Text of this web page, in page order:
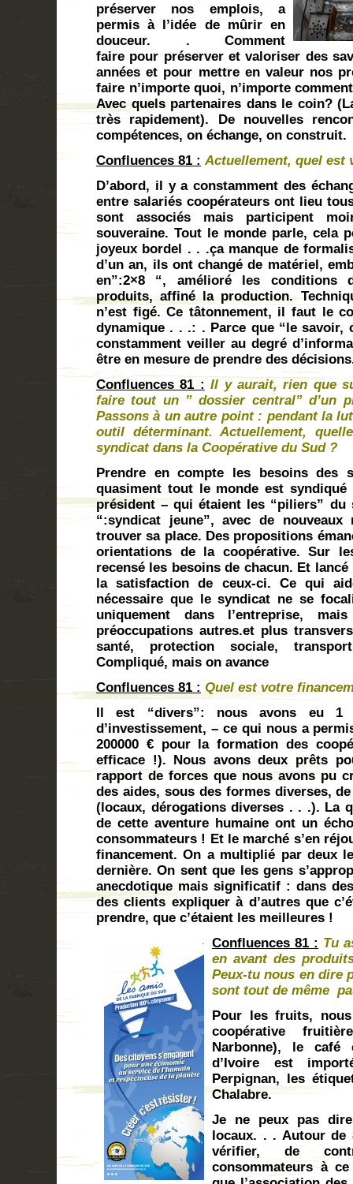
préserver nos emplois, a
permis à l’idée de mûrir en
douceur. . Comment
faire pour préserver et valoriser des
années et pour mettre en valeur nos
faire n’importe quoi, n’importe
Avec quels partenaires dans le coin?
très rapidement). De nouvelles
compétences, on échange, on construit.
Confluences 81 : Actuellement, quel est
D’abord, il y a constamment des
entre salariés coopérateurs ont lieu
sont associés mais participent
souveraine. Tout le monde parle, cela
joyeux bordel . . .ça manque de
d’un an, ils ont changé de matériel,
en”:2×8 “, amélioré les
produits, affiné la production.
n’est figé. Ce tâtonnement, il faut le
dynamique . . .: . Parce que “le savoir,
constamment veiller au degré
être en mesure de prendre des
Confluences 81 : Il y aurait, rien que
faire tout un ” dossier central” d’un
Passons à un autre point : pendant la
outil déterminant. Actuellement,
syndicat dans la Coopérative du Sud ?
Prendre en compte les besoins des
quasiment tout le monde est
président – qui étaient les “piliers” du
“:syndicat jeune”, avec de nouveaux
trouver sa place. Des propositions
orientations de la coopérative. Sur
recensé les besoins de chacun. Et
la satisfaction de ceux-ci. Ce qui
nécessaire que le syndicat ne se
uniquement dans l’entreprise,
préoccupations autres.et plus
santé, protection sociale,
Compliqué, mais on avance
Confluences 81 : Quel est votre
Il est “divers”: nous avons eu 1
d’investissement, – ce qui nous a
200000 € pour la formation des
efficace !). Nous avons deux prêts
rapport de forces que nous avons pu
des aides, sous des formes diverses,
(locaux, dérogations diverses . . .). La
de cette aventure humaine ont un
consommateurs ! Et le marché s’en
financement. On a multiplié par deux
dernière. On sent que les gens
anecdotique mais significatif : dans
des clients expliquer à d’autres que
prendre, que c’étaient les meilleures !
Confluences 81 : Tu
en avant des
Peux-tu nous en dire
sont tout de même
Pour les fruits,
coopérative
Narbonne), le café
d’Ivoire est
Perpignan, les
Chalabre.
Je ne peux pas
locaux. . . Autour de
vérifier, de
consommateurs à